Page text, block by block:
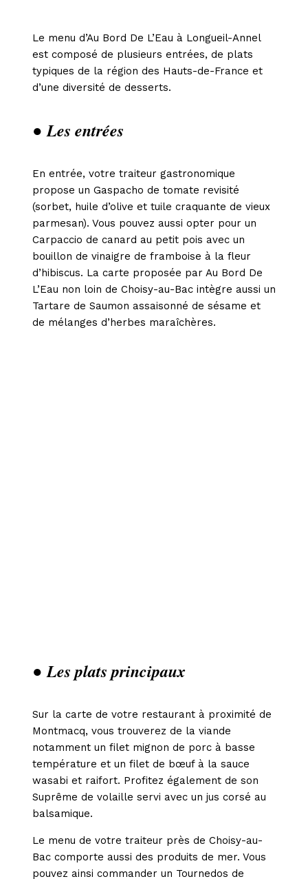
Le menu d’Au Bord De L’Eau à Longueil-Annel
est composé de plusieurs entrées, de plats
typiques de la région des Hauts-de-France et
d’une diversité de desserts.
● Les entrées
En entrée, votre traiteur gastronomique
propose un Gaspacho de tomate revisité
(sorbet, huile d’olive et tuile craquante de vieux
parmesan). Vous pouvez aussi opter pour un
Carpaccio de canard au petit pois avec un
bouillon de vinaigre de framboise à la fleur
d’hibiscus. La carte proposée par Au Bord De
L’Eau non loin de Choisy-au-Bac intègre aussi un
Tartare de Saumon assaisonné de sésame et
de mélanges d’herbes maraîchères.
● Les plats principaux
Sur la carte de votre restaurant à proximité de
Montmacq, vous trouverez de la viande
notamment un filet mignon de porc à basse
température et un filet de bœuf à la sauce
wasabi et raifort. Profitez également de son
Suprême de volaille servi avec un jus corsé au
balsamique.
Le menu de votre traiteur près de Choisy-au-
Bac comporte aussi des produits de mer. Vous
pouvez ainsi commander un Tournedos de